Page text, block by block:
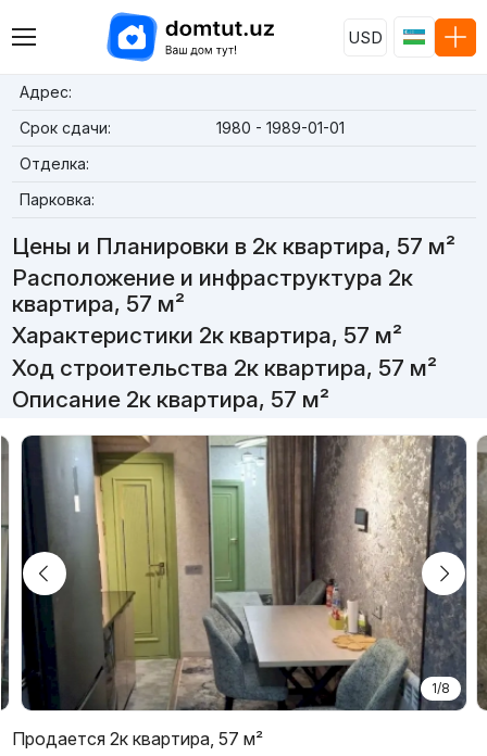
USD
Адрес:
Срок сдачи:
1980 - 1989-01-01
Отделка:
Парковка:
Цены и Планировки в 2к квартира, 57 м²
Расположение и инфраструктура 2к
квартира, 57 м²
Характеристики 2к квартира, 57 м²
Ход строительства 2к квартира, 57 м²
Описание 2к квартира, 57 м²
1/8
Продается 2к квартира, 57 м²